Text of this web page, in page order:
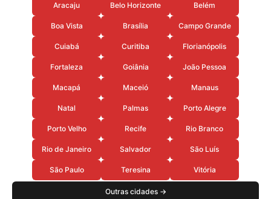
Aracaju Belo Horizonte Belém
Boa Vista Brasília Campo Grande
Cuiabá Curitiba Florianópolis
Fortaleza Goiânia João Pessoa
Macapá Maceió Manaus
Natal Palmas Porto Alegre
Porto Velho Recife Rio Branco
Rio de Janeiro Salvador São Luís
São Paulo Teresina Vitória
Outras cidades →